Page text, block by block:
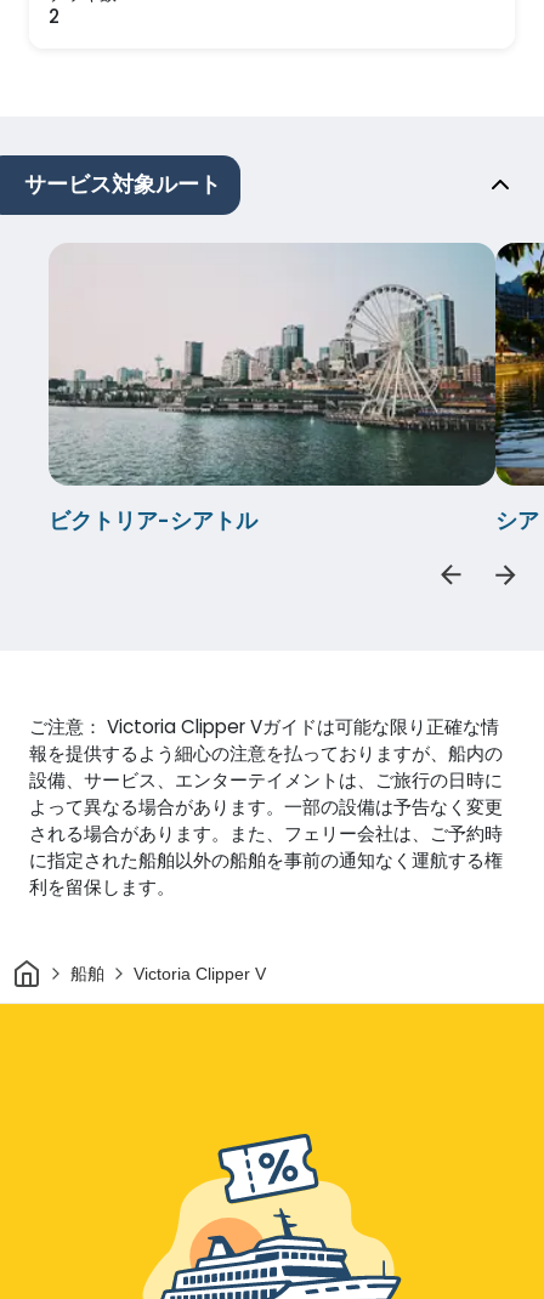
2
サービス対象ルート
ビクトリア-シアトル シ
ご注意： Victoria Clipper Vガイドは可能な限り正確な情
報を提供するよう細心の注意を払っておりますが、船内の
設備、サービス、エンターテイメントは、ご旅行の日時に
よって異なる場合があります。一部の設備は予告なく変更
される場合があります。また、フェリー会社は、ご予約時
に指定された船舶以外の船舶を事前の通知なく運航する権
利を留保します。
家 船舶 Victoria Clipper V